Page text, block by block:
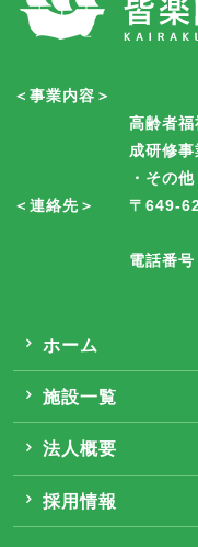
＜事業内容＞
高齢者
成研修事
・その
＜連絡先＞
〒649-
電話番
ホーム
施設一覧
法人概要
採用情報